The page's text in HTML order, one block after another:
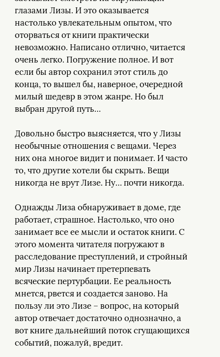
глазами Лизы. И это оказывается
настолько увлекательным опытом, что
оторваться от книги практически
невозможно. Написано отлично, читается
очень легко. Погружение полное. И вот
если бы автор сохранил этот стиль до
конца, то вышел бы, наверное, очередной
милый шедевр в этом жанре. Но был
выбран другой путь…
Довольно быстро выясняется, что у Лизы
необычные отношения с вещами. Через
них она многое видит и понимает. И часто
то, что другие хотели бы скрыть. Вещи
никогда не врут Лизе. Ну… почти никогда.
Однажды Лиза обнаруживает в доме, где
работает, страшное. Настолько, что оно
занимает все ее мысли и остаток книги. С
этого момента читателя погружают в
расследование преступлений, и стройный
мир Лизы начинает претерпевать
всяческие пертурбации. Ее реальность
мнется, рвется и создается заново. На
пользу ли это Лизе – вопрос, на который
автор отвечает достаточно однозначно, а
вот книге дальнейший поток сгущающихся
событий, пожалуй, вредит.